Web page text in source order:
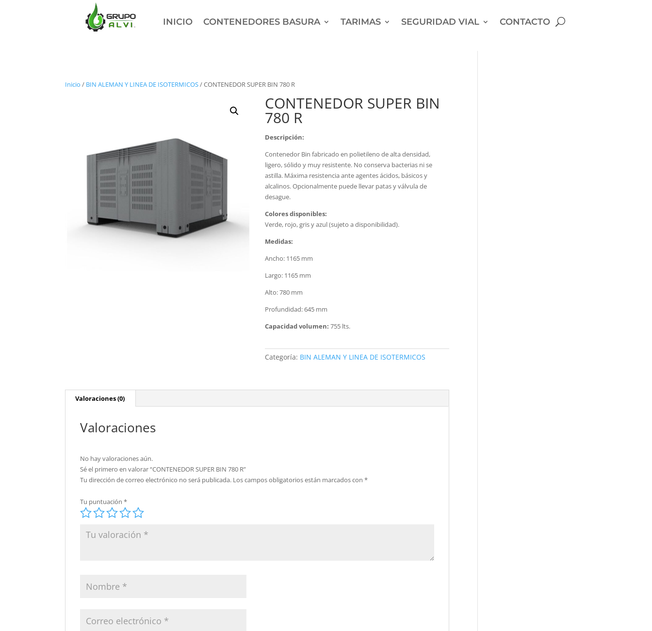
INICIO CONTENEDORES BASURA TARIMAS SEGURIDAD VIAL CONTACTO
Inicio / BIN ALEMAN Y LINEA DE ISOTERMICOS/ CONTENEDOR SUPER BIN 780 R
CONTENEDOR SUPER BIN
780 R
Descripción:
Contenedor Bin fabricado en polietileno de alta densidad,
ligero, sólido y muy resistente. No conserva bacterias ni se
astilla. Máxima resistencia ante agentes ácidos, básicos y
alcalinos. Opcionalmente puede llevar patas y válvula de
desague.
Colores disponibles:
Verde, rojo, gris y azul (sujeto a disponibilidad).
Medidas:
Ancho: 1165 mm
Largo: 1165 mm
Alto: 780 mm
Profundidad: 645 mm
Capacidad volumen: 755 lts.
Categoría: BIN ALEMAN Y LINEA DE ISOTERMICOS
Valoraciones (0)
Valoraciones
No hay valoraciones aún.
Sé el primero en valorar “CONTENEDOR SUPER BIN 780 R”
Tu dirección de correo electrónico no será publicada. Los campos obligatorios están marcados con*
Tu puntuación*